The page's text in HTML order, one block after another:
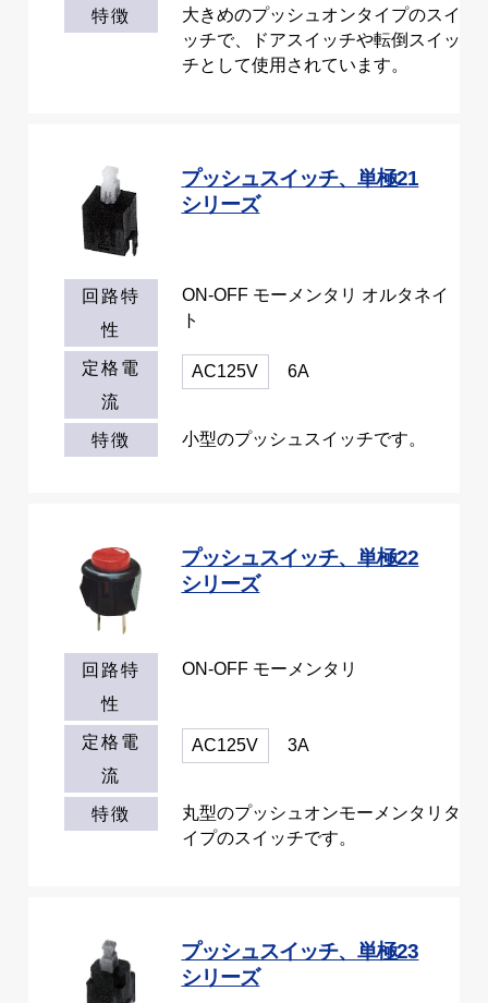
特徴
大きめのプッシュオンタイプのスイ
ッチで、ドアスイッチや転倒スイッ
チとして使用されています。
プッシュスイッチ、単極21
シリーズ
回路特
性
ON-OFF モーメンタリ オルタネイ
ト
定格電
流
AC125V 6A
特徴 小型のプッシュスイッチです。
プッシュスイッチ、単極22
シリーズ
回路特
性
ON-OFF モーメンタリ
定格電
流
AC125V 3A
特徴
丸型のプッシュオンモーメンタリタ
イプのスイッチです。
プッシュスイッチ、単極23
シリーズ